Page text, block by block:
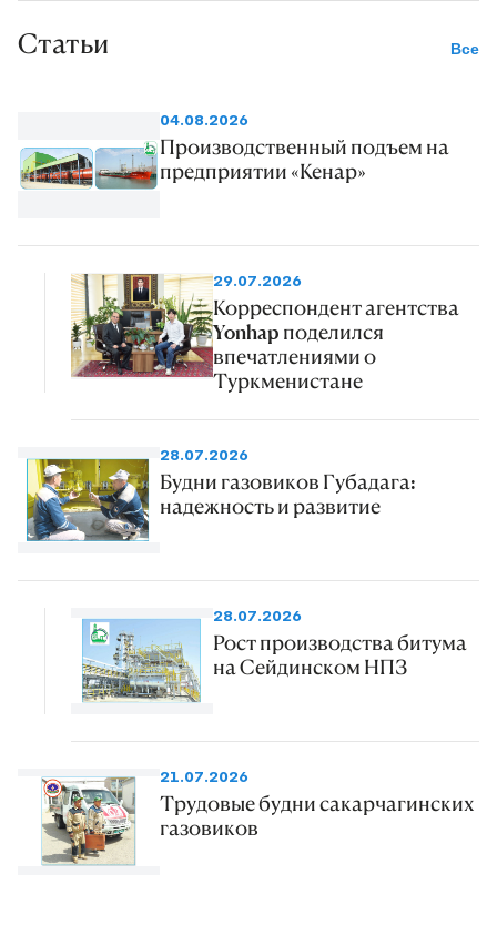
Статьи Все
04.08.2026
Производственный подъем на
предприятии «Кенар»
29.07.2026
Корреспондент агентства
Yonhap поделился
впечатлениями о
Туркменистане
28.07.2026
Будни газовиков Губадага:
надежность и развитие
28.07.2026
Рост производства битума
на Сейдинском НПЗ
21.07.2026
Трудовые будни сакарчагинских
газовиков